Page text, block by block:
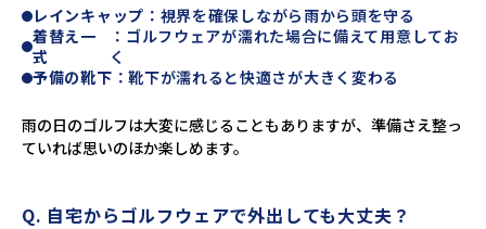
レインキャップ ：視界を確保しながら雨から頭を守る
着替え一
式
：ゴルフウェアが濡れた場合に備えて用意してお
く
予備の靴下 ：靴下が濡れると快適さが大きく変わる
雨の日のゴルフは大変に感じることもありますが、準備さえ整っ
ていれば思いのほか楽しめます。
Q. 自宅からゴルフウェアで外出しても大丈夫？